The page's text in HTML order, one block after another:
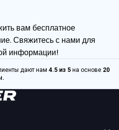
вам бесплатное
Свяжитесь с нами для
информации!
дают нам 4.5 из 5 на основе 20